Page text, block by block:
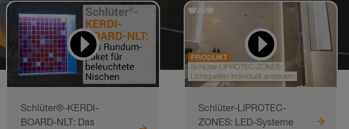
Schlüter®-KERDI-
BOARD-NLT: Das
Schlüter-LIPROTEC-
ZONES: LED-Systeme